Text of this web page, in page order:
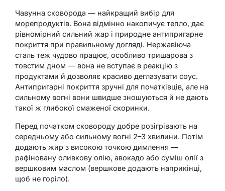
Чавунна сковорода — найкращий вибір для
морепродуктів. Вона відмінно накопичує тепло, дає
рівномірний сильний жар і природне антипригарне
покриття при правильному догляді. Нержавіюча
сталь теж чудово працює, особливо тришарова з
товстим дном — вона не вступає в реакцію з
продуктами й дозволяє красиво деглазувати соус.
Антипригарні покриття зручні для початківців, але на
сильному вогні вони швидше зношуються й не дають
такої ж глибокої смаженої скоринки.
Перед початком сковороду добре розігрівають на
середньому або сильному вогні 2–3 хвилини. Потім
додають жир з високою точкою димлення —
рафіновану оливкову олію, авокадо або суміш олії з
вершковим маслом (вершкове додають наприкінці,
щоб не горіло).